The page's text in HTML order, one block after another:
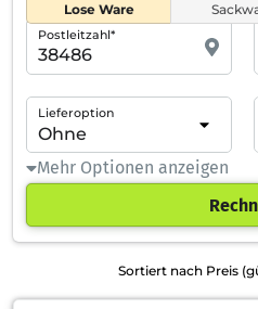
Lose Ware
Postleitzahl*
Lieferoption
Mehr Optionen anzeigen
Sortiert nach Preis